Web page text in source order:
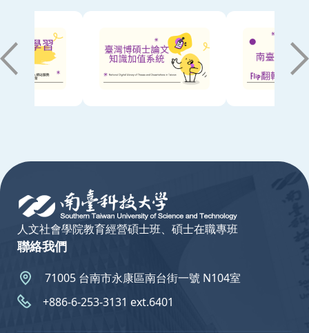
人文社會學院教育經營碩士班、碩士在職專班
聯絡我們
71005 台南市永康區南台街一號 N104室
+886-6-253-3131 ext.6401